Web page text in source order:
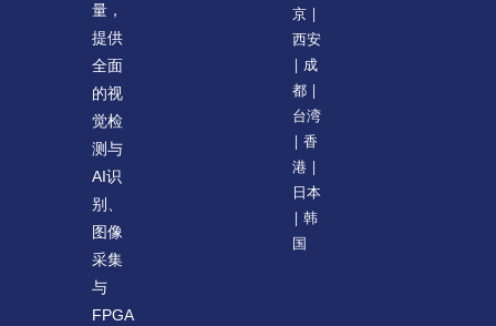
量，
提供
全面
的视
觉检
测与
AI识
别、
图像
采集
与
FPGA
京 |
西安
| 成
都 |
台湾
| 香
港 |
日本
| 韩
国